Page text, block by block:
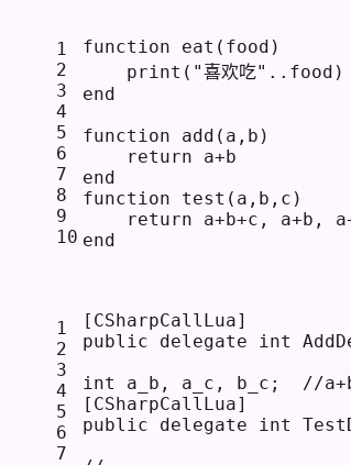
1
2
3
4
5
6
7
8
9
10
function eat (food)
print ( "喜欢吃" ..food)
end
function
add (a,b)
return a+b
end
function
test (a,b,c)
return a+b+c, a+b,
end
1
2
3
4
5
6
7
[ CSharpCallLua]
public
delegate int
int
a_b, a_c, b_c; //
[ CSharpCallLua]
public
delegate int